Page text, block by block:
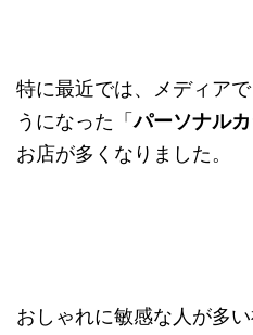
特に最近では、メディア
うになった「パーソナル
お店が多くなりました。
おしゃれに敏感な人が多